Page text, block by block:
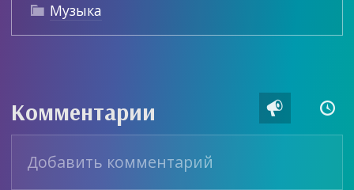
 Музыка
Комментарии  